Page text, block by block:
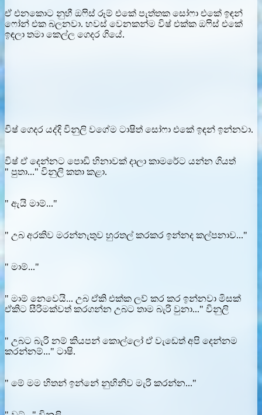
ඒ එනකොට නුහී ඔෆිස් රූම් එකේ පැත්තක සෝෆා එකේ ඉඳන්
ෆෝන් එක බලනවා. හවස් වෙනකන්ම විෂ් එක්ක ඔෆිස් එකේ
ඉඳලා තමා කෙල්ල ගෙදර ගියේ.
විෂ් ගෙදර යද්දි විනුලි වගේම ටාෂිත් සෝෆා එකේ ඉඳන් ඉන්නවා.
විෂ් ඒ දෙන්නට පොඩි හිනාවක් දාලා කාමරේට යන්න ගියත්
" පුතා..." විනුලි කතා කළා.
" ඇයි මාම්..."
" උබ අරකිව මරන්නැතුව හුරතල් කරකර ඉන්නද කල්පනාව..."
" මාම්..."
" මාම් නෙවෙයි... උබ ඒකි එක්ක ලව් කර කර ඉන්නවා මිසක්
ඒකිට සීරිමක්වත් කරගන්න උබට තාම බැරි වුනා..." විනුලි
" උබට බැරි නම් කියපන් කොල්ලෝ ඒ වැඩෙත් අපි දෙන්නම
කරන්නම්..." ටාෂි.
" මේ මම හිතන් ඉන්නේ නුහිනිව මැරි කරන්න..."